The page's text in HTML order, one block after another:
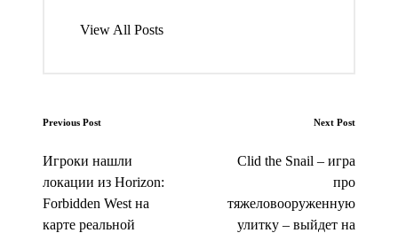
View All Posts
Post
navigation
Previous Post
Игроки нашли
локации из Horizon:
Forbidden West на
карте реальной
Next Post
Clid the Snail – игра
про
тяжеловооруженную
улитку – выйдет на